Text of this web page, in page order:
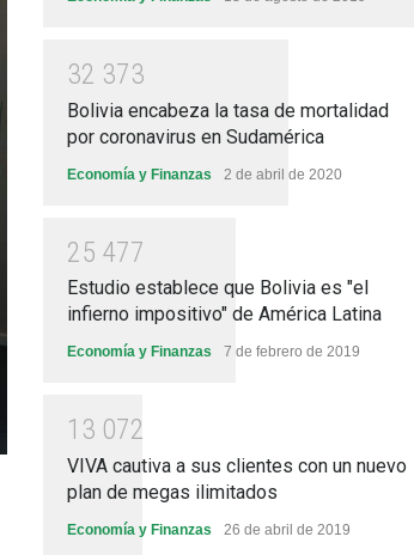
32 373
Bolivia encabeza la tasa de mortalidad
por coronavirus en Sudamérica
Economía y Finanzas 2 de abril de 2020
25 477
Estudio establece que Bolivia es "el
infierno impositivo" de América Latina
Economía y Finanzas 7 de febrero de 2019
1 3 072
VIVA cautiva a sus clientes con un nuevo
plan de megas ilimitados
Economía y Finanzas 26 de abril de 2019